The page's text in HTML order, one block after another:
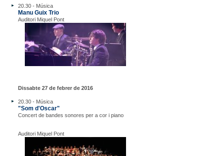
20.30 - Música
Manu Guix Trio
Auditori Miquel Pont
Dissabte 27 de febrer de 2016
20.30 - Música
"Som d'Oscar"
Concert de bandes sonores per a cor i piano
Auditori Miquel Pont